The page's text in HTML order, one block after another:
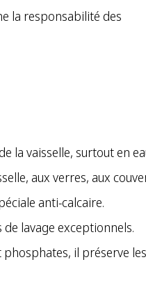
la responsabilité des
la vaisselle, surtout en
aux verres, aux
anti-calcaire.
lavage exceptionnels.
il préserve